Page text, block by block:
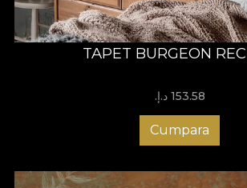
TAPET BURGEON
153.58 د.إ.‏
Cumpara